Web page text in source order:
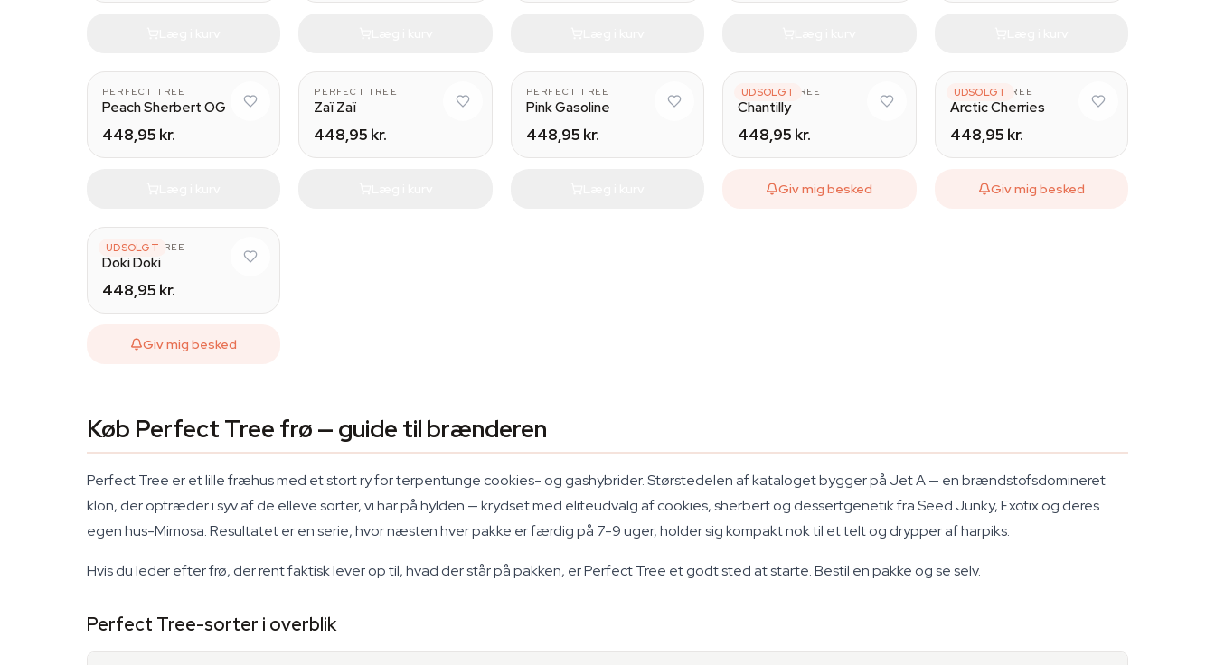
PERFECT TREE
Peach Sherbert OG
448,95 kr.
PERFECT TREE
Zaï Zaï
448,95 kr.
PERFECT TREE
Pink Gasoline
448,95 kr.
UDSOLGT
PERFECT TREE
Chantilly
448,95 kr.
Giv mig besked
UDSOLGT
PERFECT TREE
Arctic Cherries
448,95 kr.
Giv mig besked
UDSOLGT
PERFECT TREE
Doki Doki
448,95 kr.
Giv mig besked
Køb Perfect Tree frø — guide til brænderen
Perfect Tree er et lille fræhus med et stort ry for terpentunge cookies- og gashybrider. Størstedelen af kataloget bygger på Jet A — en brændstofsdomineret
klon, der optræder i syv af de elleve sorter, vi har på hylden — krydset med eliteudvalg af cookies, sherbert og dessertgenetik fra Seed Junky, Exotix og deres
egen hus-Mimosa. Resultatet er en serie, hvor næsten hver pakke er færdig på 7-9 uger, holder sig kompakt nok til et telt og drypper af harpiks.
Hvis du leder efter frø, der rent faktisk lever op til, hvad der står på pakken, er Perfect Tree et godt sted at starte. Bestil en pakke og se selv.
Perfect Tree-sorter i overblik